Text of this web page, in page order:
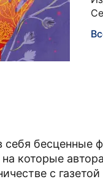
себя
которые
с